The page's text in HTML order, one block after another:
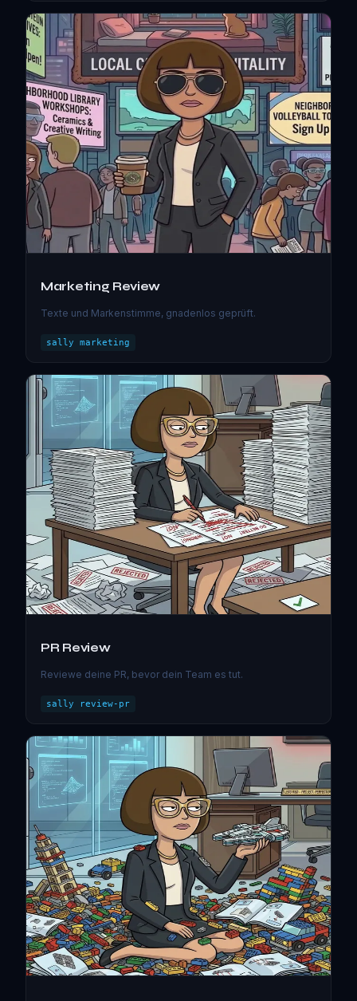
Marketing Review
Texte und Markenstimme, gnadenlos geprüft.
sally marketing
PR Review
Reviewe deine PR, bevor dein Team es tut.
sally review-pr